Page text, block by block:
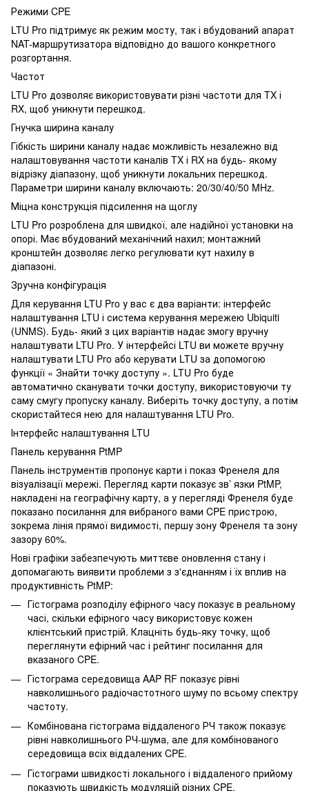
Режими CPE
LTU Pro підтримує як режим мосту, так і вбудований апарат
NAT-маршрутизатора відповідно до вашого конкретного
розгортання.
Частот
LTU Pro дозволяє використовувати різні частоти для TX і
RX, щоб уникнути перешкод.
Гнучка ширина каналу
Гібкість ширини каналу надає можливість незалежно від
налаштовування частоти каналів TX і RX на будь- якому
відрізку діапазону, щоб уникнути локальних перешкод.
Параметри ширини каналу включають: 20/30/40/50 MHz.
Міцна конструкція підсилення на щоглу
LTU Pro розроблена для швидкої, але надійної установки на
опорі. Має вбудований механічний нахил; монтажний
кронштейн дозволяє легко регулювати кут нахилу в
діапазоні.
Зручна конфігурація
Для керування LTU Pro у вас є два варіанти: інтерфейс
налаштування LTU і система керування мережею Ubiquiti
(UNMS). Будь- який з цих варіантів надає змогу вручну
налаштувати LTU Pro. У інтерфейсі LTU ви можете вручну
налаштувати LTU Pro або керувати LTU за допомогою
функції « Знайти точку доступу ». LTU Pro буде
автоматично сканувати точки доступу, використовуючи ту
саму смугу пропуску каналу. Виберіть точку доступу, а потім
скористайтеся нею для налаштування LTU Pro.
Інтерфейс налаштування LTU
Панель керування PtMP
Панель інструментів пропонує карти і показ Френеля для
візуалізації мережі. Перегляд карти показує зв’ язки PtMP,
накладені на географічну карту, а у перегляді Френеля буде
показано посилання для вибраного вами CPE пристрою,
зокрема лінія прямої видимості, першу зону Френеля та зону
зазору 60%.
Нові графіки забезпечують миттєве оновлення стану і
допомагають виявити проблеми з з'єднанням і їх вплив на
продуктивність PtMP:
Гістограма розподілу ефірного часу показує в реальному
часі, скільки ефірного часу використовує кожен
клієнтський пристрій. Клацніть будь-яку точку, щоб
переглянути ефірний час і рейтинг посилання для
вказаного CPE.
Гістограма середовища AAP RF показує рівні
навколишнього радіочастотного шуму по всьому спектру
частоту.
Комбінована гістограма віддаленого РЧ також показує
рівні навколишнього РЧ-шума, але для комбінованого
середовища всіх віддалених CPE.
Гістограми швидкості локального і віддаленого прийому
показують швидкість модуляцій різних CPE.